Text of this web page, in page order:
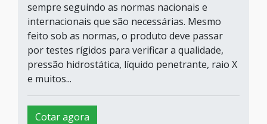
sempre seguindo as normas nacionais e
internacionais que são necessárias. Mesmo
feito sob as normas, o produto deve passar
por testes rígidos para verificar a qualidade,
pressão hidrostática, líquido penetrante, raio X
e muitos...
Cotar agora